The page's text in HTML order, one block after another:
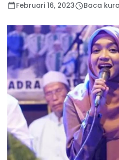
Februari 16, 2023 Baca